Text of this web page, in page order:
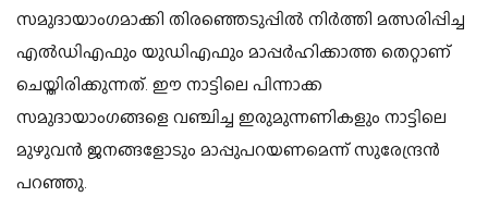
സമുദായാംഗമാക്കി തിരഞ്ഞെടുപ്പിൽ നിർത്തി മത്സരിപ്പിച്ച
എൽഡിഎഫും യുഡിഎഫും മാപ്പർഹിക്കാത്ത തെറ്റാണ്
ചെയ്തിരിക്കുന്നത്. ഈ നാട്ടിലെ പിന്നാക്ക
സമുദായാംഗങ്ങളെ വഞ്ചിച്ച ഇരുമുന്നണികളും നാട്ടിലെ
മുഴുവൻ ജനങ്ങളോടും മാപ്പുപറയണമെന്ന് സുരേന്ദ്രൻ
പറഞ്ഞു.